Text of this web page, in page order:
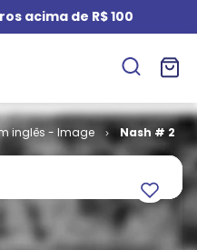
acima de R$ 100
inglês - Image Nash # 2